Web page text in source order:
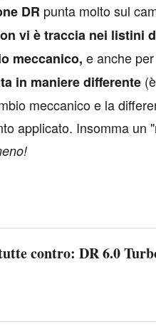
DR punta molto sul
vi è traccia nei listini
meccanico, e anche
in maniere differente
meccanico e la
applicato. Insomma un
contro: DR 6.0